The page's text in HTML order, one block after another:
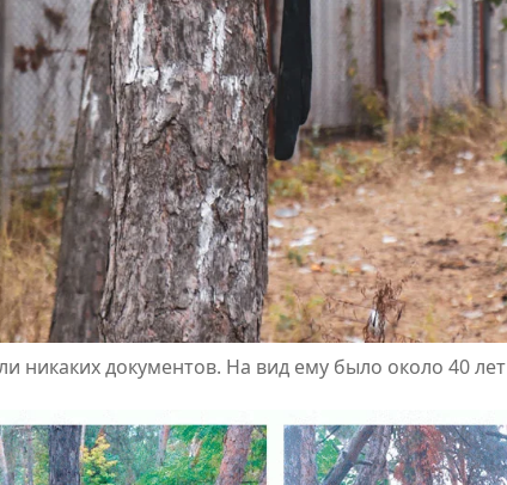
никаких документов. На вид ему было около 40 лет